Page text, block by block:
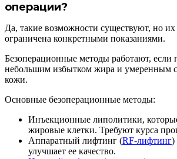
операции?
Да, такие возможности существуют, но
ограничена конкретными показаниями.
Безоперационные методы работают, если
небольшим избытком жира и умеренным
кожи.
Основные безоперационные методы:
Инъекционные липолитики,
жировые клетки. Требуют курса
Аппаратный лифтинг (RF-лифтинг)
улучшает ее качество.